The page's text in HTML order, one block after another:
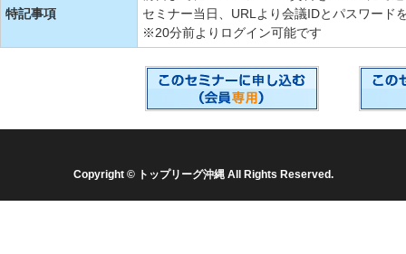
特記事項
セミナー当日、URLより会議IDとパスワード
※20分前よりログイン可能です
Copyright © トップリーグ沖縄 All Rights Reserved.